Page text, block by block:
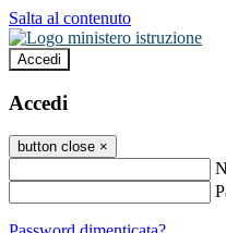
Salta al contenuto
Accedi
Accedi
button close ×